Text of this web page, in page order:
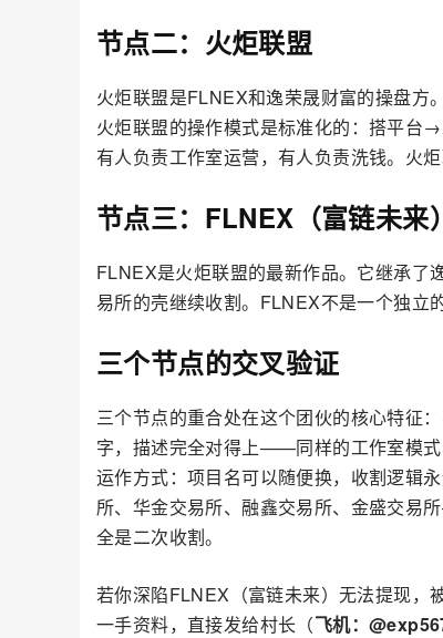
节点二：火炬联盟
火炬联盟是FLNEX和逸荣晟财富的操盘方
火炬联盟的操作模式是标准化的：搭平台
有人负责工作室运营，有人负责洗钱。火
节点三：FLNEX（富链未来）
FLNEX是火炬联盟的最新作品。它继承
易所的壳继续收割。FLNEX不是一个独立
三个节点的交叉验证
三个节点的重合处在这个团伙的核心特征
字，描述完全对得上——同样的工作室模
运作方式：项目名可以随便换，收割逻辑
所、华金交易所、融鑫交易所、金盛交易
全是二次收割。
若你深陷FLNEX（富链未来）无法提现，
一手资料，直接发给村长（飞机：